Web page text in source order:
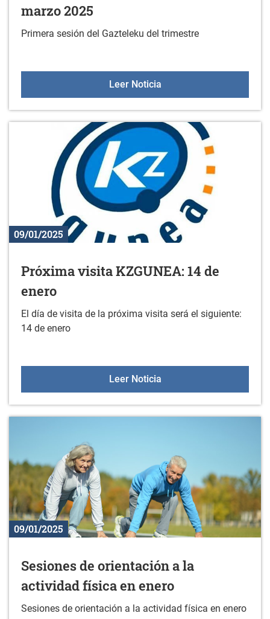
marzo 2025
Primera sesión del Gazteleku del trimestre
Leer NoticiaGazteleku: programa de
09/01/2025
Próxima visita KZGUNEA: 14 de
enero
El día de visita de la próxima visita será el siguiente:
14 de enero
Leer NoticiaPróxima visita
09/01/2025
Sesiones de orientación a la
actividad física en enero
Sesiones de orientación a la actividad física en enero